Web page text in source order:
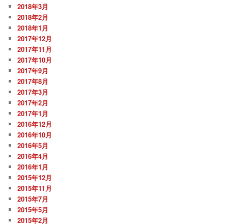
2018年3月
2018年2月
2018年1月
2017年12月
2017年11月
2017年10月
2017年9月
2017年8月
2017年3月
2017年2月
2017年1月
2016年12月
2016年10月
2016年5月
2016年4月
2016年1月
2015年12月
2015年11月
2015年7月
2015年5月
2015年2月